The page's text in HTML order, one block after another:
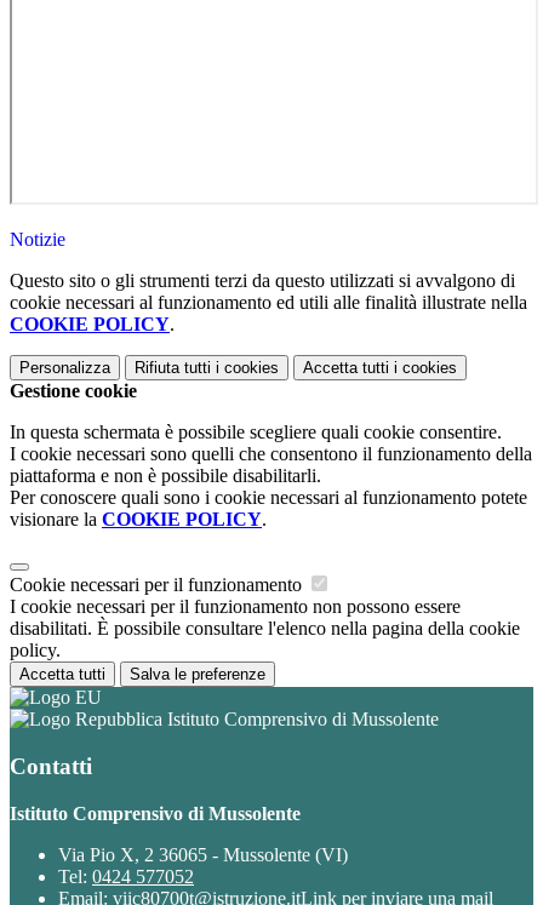
Notizie
Questo sito o gli strumenti terzi da questo utilizzati si avvalgono di
cookie necessari al funzionamento ed utili alle finalità illustrate nella
COOKIE POLICY.
Personalizza Rifiuta tutti i cookies Accetta tutti i cookies
Gestione cookie
In questa schermata è possibile scegliere quali cookie consentire.
I cookie necessari sono quelli che consentono il funzionamento della
piattaforma e non è possibile disabilitarli.
Per conoscere quali sono i cookie necessari al funzionamento potete
visionare la COOKIE POLICY.
Cookie necessari per il funzionamento
I cookie necessari per il funzionamento non possono essere
disabilitati. È possibile consultare l'elenco nella pagina della cookie
policy.
Accetta tutti Salva le preferenze
Istituto Comprensivo di Mussolente
Contatti
Istituto Comprensivo di Mussolente
Via Pio X, 2 36065 - Mussolente (VI)
Tel: 0424 577052
Email: viic80700t@istruzione.itLink per inviare una mail